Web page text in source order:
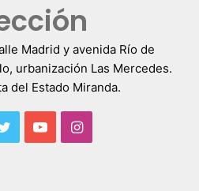
Madrid y avenida Río de
urbanización Las Mercedes.
del Estado Miranda.
TwitterYouTubeInstagram